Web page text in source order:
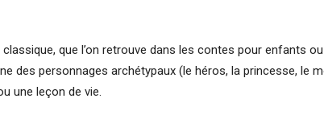
que l’on retrouve dans les contes pour enfants
des personnages archétypaux (le héros, la princesse, le
une leçon de vie.